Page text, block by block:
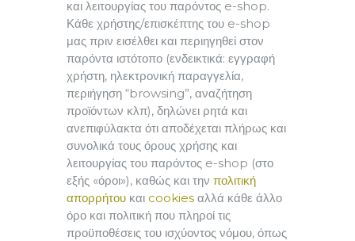
και λειτουργίας του παρόντος e-shop.
Κάθε χρήστης/επισκέπτης του e-shop
μας πριν εισέλθει και περιηγηθεί στον
παρόντα ιστότοπο (ενδεικτικά: εγγραφή
χρήστη, ηλεκτρονική παραγγελία,
περιήγηση “browsing”, αναζήτηση
προϊόντων κλπ), δηλώνει ρητά και
ανεπιφύλακτα ότι αποδέχεται πλήρως και
συνολικά τους όρους χρήσης και
λειτουργίας του παρόντος e-shop (στο
εξής «όροι»), καθώς και την πολιτική
απορρήτου και cookies αλλά κάθε άλλο
όρο και πολιτική που πληροί τις
προϋποθέσεις του ισχύοντος νόμου, όπως